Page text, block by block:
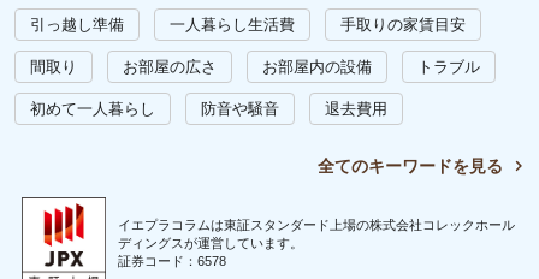
引っ越し準備 一人暮らし生活費 手取りの家賃目安
間取り お部屋の広さ お部屋内の設備 トラブル
初めて一人暮らし 防音や騒音 退去費用
全てのキーワードを見る
イエプラコラムは東証スタンダード上場の株式会社コレックホール
ディングスが運営しています。
証券コード：6578